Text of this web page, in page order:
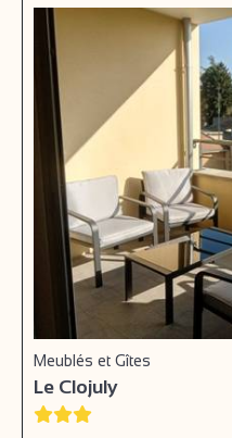
Meublés et Gîtes
Le Clojuly